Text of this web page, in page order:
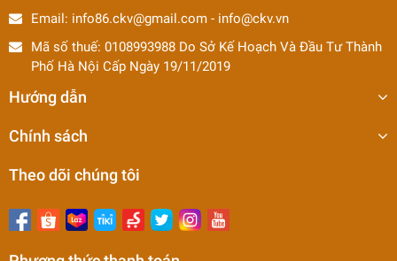
Email: info86.ckv@gmail.com - info@ckv.vn
Mã số thuế: 0108993988 Do Sở Kế Hoạch Và Đầu Tư Thành
Phố Hà Nội Cấp Ngày 19/11/2019
Hướng dẫn
Chính sách
Theo dõi chúng tôi